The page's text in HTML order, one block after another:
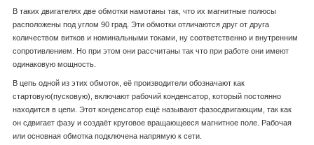
В таких двигателях две обмотки намотаны так, что их магнитные полюсы
расположены под углом 90 град. Эти обмотки отличаются друг от друга
количеством витков и номинальными токами, ну соответственно и внутренним
сопротивлением. Но при этом они рассчитаны так что при работе они имеют
одинаковую мощность.
В цепь одной из этих обмоток, её производители обозначают как
стартовую(пусковую), включают рабочий конденсатор, который постоянно
находится в цепи. Этот конденсатор ещё называют фазосдвигающим, так как
он сдвигает фазу и создаёт круговое вращающееся магнитное поле. Рабочая
или основная обмотка подключена напрямую к сети.